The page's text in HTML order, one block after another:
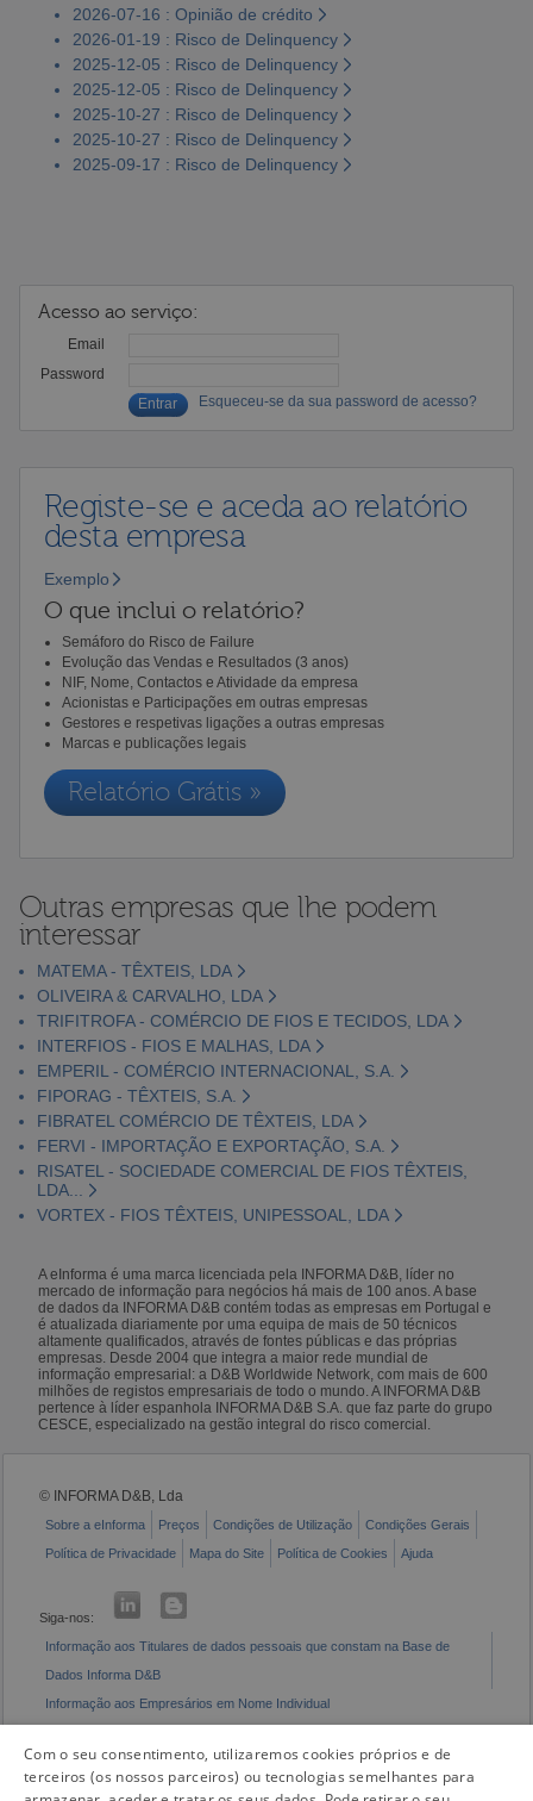
2026-07-16 : Opinião de crédito
2026-01-19 : Risco de Delinquency
2025-12-05 : Risco de Delinquency
2025-12-05 : Risco de Delinquency
2025-10-27 : Risco de Delinquency
2025-10-27 : Risco de Delinquency
2025-09-17 : Risco de Delinquency
Acesso ao serviço:
Email
Password
Esqueceu-se da sua password de acesso?
Registe-se e aceda ao relatório
desta empresa
Exemplo
O que inclui o relatório?
Semáforo do Risco de Failure
Evolução das Vendas e Resultados (3 anos)
NIF, Nome, Contactos e Atividade da empresa
Acionistas e Participações em outras empresas
Gestores e respetivas ligações a outras empresas
Marcas e publicações legais
Relatório Grátis »
Outras empresas que lhe podem
interessar
MATEMA - TÊXTEIS, LDA
OLIVEIRA & CARVALHO, LDA
TRIFITROFA - COMÉRCIO DE FIOS E TECIDOS, LDA
INTERFIOS - FIOS E MALHAS, LDA
EMPERIL - COMÉRCIO INTERNACIONAL, S.A.
FIPORAG - TÊXTEIS, S.A.
FIBRATEL COMÉRCIO DE TÊXTEIS, LDA
FERVI - IMPORTAÇÃO E EXPORTAÇÃO, S.A.
RISATEL - SOCIEDADE COMERCIAL DE FIOS TÊXTEIS,
LDA...
VORTEX - FIOS TÊXTEIS, UNIPESSOAL, LDA
A eInforma é uma marca licenciada pela INFORMA D&B, líder no
mercado de informação para negócios há mais de 100 anos. A base
de dados da INFORMA D&B contém todas as empresas em Portugal e
é atualizada diariamente por uma equipa de mais de 50 técnicos
altamente qualificados, através de fontes públicas e das próprias
empresas. Desde 2004 que integra a maior rede mundial de
informação empresarial: a D&B Worldwide Network, com mais de 600
milhões de registos empresariais de todo o mundo. A INFORMA D&B
pertence à líder espanhola INFORMA D&B S.A. que faz parte do grupo
CESCE, especializado na gestão integral do risco comercial.
© INFORMA D&B, Lda
Sobre a eInforma Preços Condições de Utilização
Condições Gerais
Política de Privacidade
Mapa do Site Política de Cookies Ajuda
Siga-nos:
Informação aos Titulares de dados pessoais que constam na Base de
Dados Informa D&B
Informação aos Empresários em Nome Individual
Com o seu consentimento, utilizaremos cookies próprios e de
terceiros (os nossos parceiros) ou tecnologias semelhantes para